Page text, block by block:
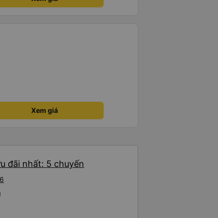
này để đi Vinh <-> Đà Nẵng
Xem giá
đãi nhất: 5 chuyến